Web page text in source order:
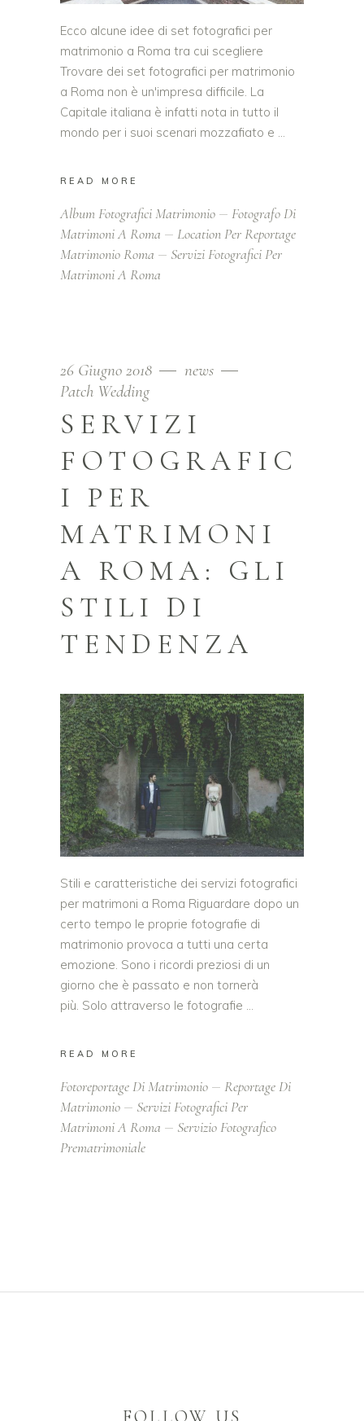
Ecco alcune idee di set fotografici per
matrimonio a Roma tra cui scegliere
Trovare dei set fotografici per matrimonio
a Roma non è un'impresa difficile. La
Capitale italiana è infatti nota in tutto il
mondo per i suoi scenari mozzafiato e
READ MORE
Album Fotografici Matrimonio
Fotografo Di
Matrimoni A Roma
Location Per Reportage
Matrimonio Roma
Servizi Fotografici Per
Matrimoni A Roma
26 Giugno 2018
news
Patch Wedding
SERVIZI
FOTOGRAFIC
I PER
MATRIMONI
A ROMA: GLI
STILI DI
TENDENZA
Stili e caratteristiche dei servizi fotografici
per matrimoni a Roma Riguardare dopo un
certo tempo le proprie fotografie di
matrimonio provoca a tutti una certa
emozione. Sono i ricordi preziosi di un
giorno che è passato e non tornerà
più. Solo attraverso le fotografie
READ MORE
Fotoreportage Di Matrimonio
Reportage Di
Matrimonio
Servizi Fotografici Per
Matrimoni A Roma
Servizio Fotografico
Prematrimoniale
FOLLOW US